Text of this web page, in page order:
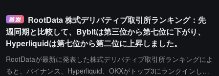
RootData 株式デリバティブ取引所ランキング：先
週同期と比較して、Bybitは第三位から第七位に下がり、
Hyperliquidは第七位から第二位に上昇しました。
RootDataが最新に発表した株式デリバティブ取引所ランキングによ
ると、バイナンス、Hyperliquid、OKXがトップ3にランクインしま